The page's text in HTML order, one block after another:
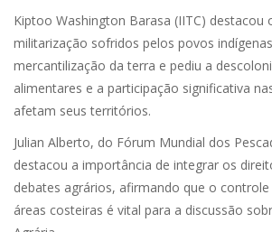
Kiptoo Washington Barasa (IITC) destacou
militarização sofridos pelos povos
mercantilização da terra e pediu a
alimentares e a participação significativa
afetam seus territórios.
Julian Alberto, do Fórum Mundial dos
destacou a importância de integrar os
debates agrários, afirmando que o
áreas costeiras é vital para a discussão